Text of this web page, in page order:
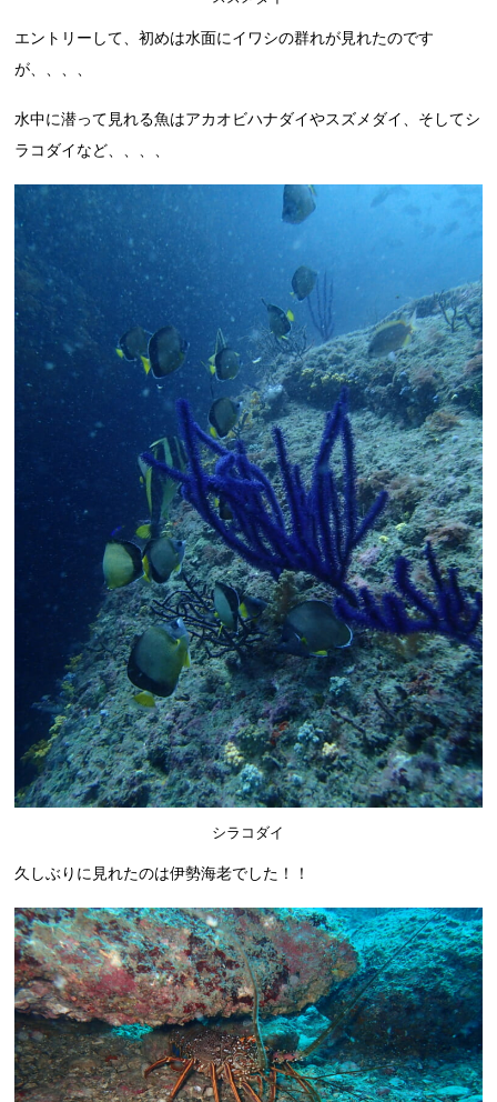
エントリーして、初めは水面にイワシの群れが見れたのです
が、、、、
水中に潜って見れる魚はアカオビハナダイやスズメダイ、そしてシ
ラコダイなど、、、、
シラコダイ
久しぶりに見れたのは伊勢海老でした！！